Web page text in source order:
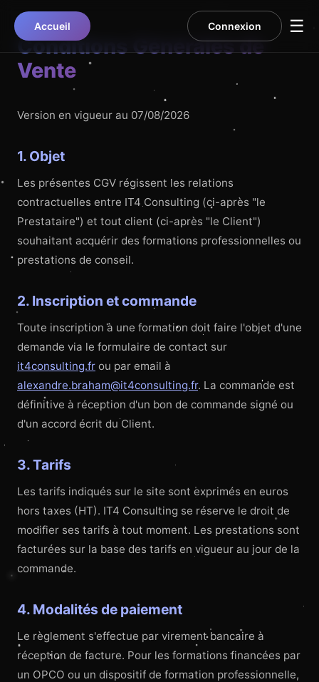
Accueil Connexion ☰
Conditions Générales de
Vente
Version en vigueur au 07/08/2026
1. Objet
Les présentes CGV régissent les relations
contractuelles entre IT4 Consulting (ci-après "le
Prestataire") et tout client (ci-après "le Client")
souhaitant acquérir des formations professionnelles ou
prestations de conseil.
2. Inscription et commande
Toute inscription à une formation doit faire l'objet d'une
demande via le formulaire de contact sur
it4consulting.fr ou par email à
alexandre.braham@it4consulting.fr. La commande est
définitive à réception d'un bon de commande signé ou
d'un accord écrit du Client.
3. Tarifs
Les tarifs indiqués sur le site sont exprimés en euros
hors taxes (HT). IT4 Consulting se réserve le droit de
modifier ses tarifs à tout moment. Les prestations sont
facturées sur la base des tarifs en vigueur au jour de la
commande.
4. Modalités de paiement
Le règlement s'effectue par virement bancaire à
réception de facture. Pour les formations financées par
un OPCO ou un dispositif de formation professionnelle,